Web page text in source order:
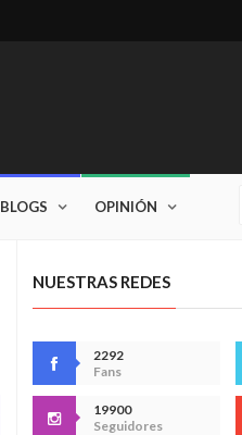
BLOGS OPINIÓN
NUESTRAS REDES
2292
Fans
19900
Seguidores